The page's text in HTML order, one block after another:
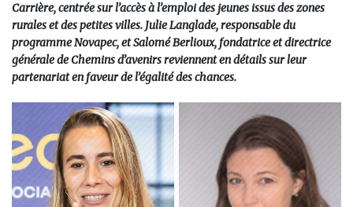
Carrière, centrée sur l’accès à l’emploi des jeunes issus des zones
rurales et des petites villes. Julie Langlade, responsable du
programme Novapec, et Salomé Berlioux, fondatrice et directrice
générale de Chemins d’avenirs reviennent en détails sur leur
partenariat en faveur de l’égalité des chances.